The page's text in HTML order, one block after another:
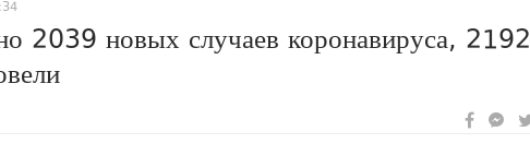
2039 новых случаев коронавируса, 2192